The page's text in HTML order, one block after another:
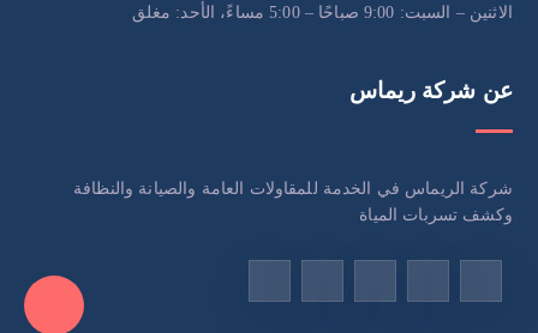
الاثنين – السبت: 9:00 صباحًا – 5:00 مساءً، الأحد: مغلق
عن شركة ريماس
شركة الريماس في الخدمة للمقاولات العامة والصيانة والنظافة
وكشف تسربات المياة